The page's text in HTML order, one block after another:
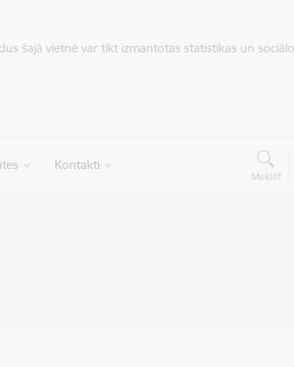
šajā vietnē var tikt izmantotas statistikas un
Kontakti
Meklēt